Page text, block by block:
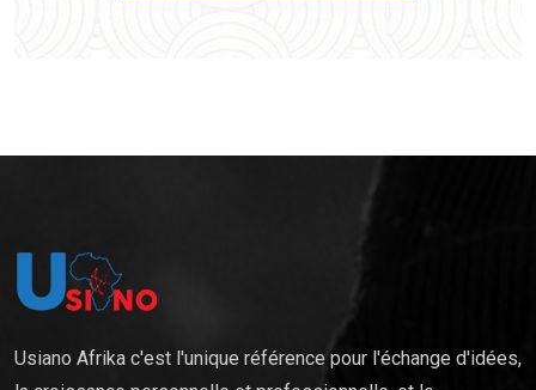
Usiano Afrika c'est l'unique référence pour l'échange d'idées,